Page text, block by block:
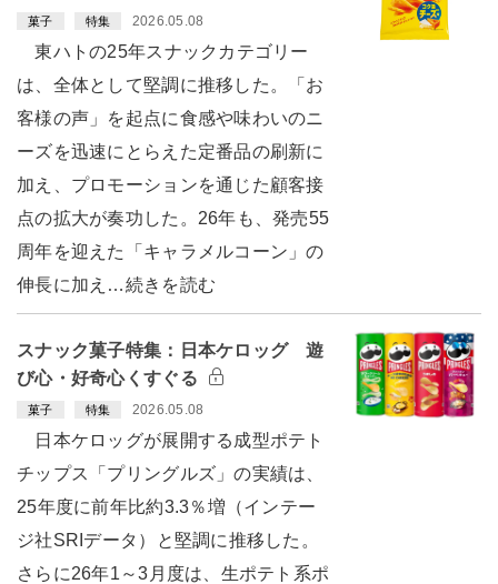
菓子 特集 2026.05.08
東ハトの25年スナックカテゴリー
は、全体として堅調に推移した。「お
客様の声」を起点に食感や味わいのニ
ーズを迅速にとらえた定番品の刷新に
加え、プロモーションを通じた顧客接
点の拡大が奏功した。26年も、発売55
周年を迎えた「キャラメルコーン」の
伸長に加え…続きを読む
スナック菓子特集：日本ケロッグ 遊
び心・好奇心くすぐる
菓子 特集 2026.05.08
日本ケロッグが展開する成型ポテト
チップス「プリングルズ」の実績は、
25年度に前年比約3.3％増（インテー
ジ社SRIデータ）と堅調に推移した。
さらに26年1～3月度は、生ポテト系ポ